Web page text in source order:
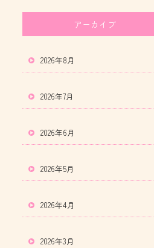
アーカイブ
2026年8月
2026年7月
2026年6月
2026年5月
2026年4月
2026年3月